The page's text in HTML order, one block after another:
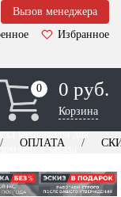
Вызов менеджера
Избранное
0
0 0 руб.
Корзина
менеджера для
заказа
ОПЛАТА